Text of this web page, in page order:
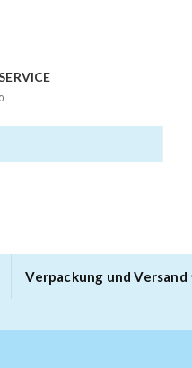
Verpackung und Versand